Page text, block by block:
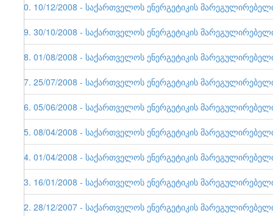
30. 10/12/2008 - საქართველოს ენერგეტიკის
29. 30/10/2008 - საქართველოს ენერგეტიკის
28. 01/08/2008 - საქართველოს ენერგეტიკის
27. 25/07/2008 - საქართველოს ენერგეტიკის
26. 05/06/2008 - საქართველოს ენერგეტიკის
25. 08/04/2008 - საქართველოს ენერგეტიკის
24. 01/04/2008 - საქართველოს ენერგეტიკის
23. 16/01/2008 - საქართველოს ენერგეტიკის
22. 28/12/2007 - საქართველოს ენერგეტიკის